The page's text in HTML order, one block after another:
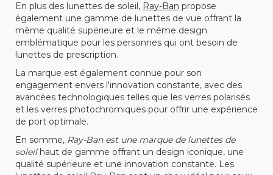
En plus des lunettes de soleil, Ray-Ban propose
également une gamme de lunettes de vue offrant la
même qualité supérieure et le même design
emblématique pour les personnes qui ont besoin de
lunettes de prescription.
La marque est également connue pour son
engagement envers l'innovation constante, avec des
avancées technologiques telles que les verres polarisés
et les verres photochromiques pour offrir une expérience
de port optimale.
En somme, Ray-Ban est une marque de lunettes de
soleilhaut de gamme offrant un design iconique, une
qualité supérieure et une innovation constante. Les